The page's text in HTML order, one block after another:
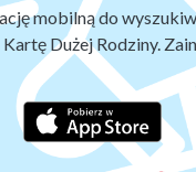
mobilną do
Dużej Rodziny.